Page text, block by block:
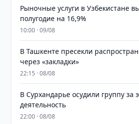
Рыночные услуги в Узбекистане
полугодие на 16,9%
10:00 · 09/08
В Ташкенте пресекли
через «закладки»
22:15 · 08/08
В Сурхандарье осудили группу за
деятельность
22:00 · 08/08